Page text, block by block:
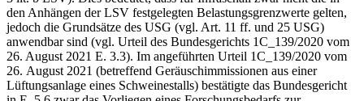
den Anhängen der LSV festgelegten Belastungsgrenzwerte gelten,
jedoch die Grundsätze des USG (vgl. Art. 11 ff. und 25 USG)
anwendbar sind (vgl. Urteil des Bundesgerichts 1C_139/2020 vom
26. August 2021 E. 3.3). Im ange­führten Urteil 1C_139/2020 vom
26. August 2021 (betreffend Geräusch­immissionen aus einer
Lüftungsanlage eines Schweinestalls) bestätigte das Bundesgericht